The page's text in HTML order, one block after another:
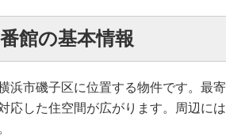
館の基本情報
浜市磯子区に位置する物件です。
応した住空間が広がります。周辺に